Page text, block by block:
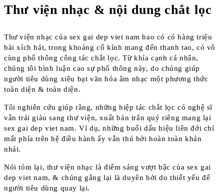
Thư viện nhạc & nội dung chắt lọc
Thư viện nhạc của sex gai dep viet nam bao có có hàng triệu
bài xích hát, trong khoảng cổ kính mang đến thanh tao, có vô
cùng phổ thông công tác chắt lọc. Từ khía cạnh cá nhân,
chúng tôi bình luận cao sự phổ thông này, do chúng giúp
người tiêu dùng xiêu bạt văn hóa âm nhạc một phương thức
toàn diện & toàn diện.
Tôi nghiên cứu giúp rằng, những hiệp tác chắt lọc có nghệ sĩ
vẫn trải giàu sang thư viện, xuất bản trân quý riêng mang lại
sex gai dep viet nam. Ví dụ, những buổi dấu hiệu liên đới chỉ
mất phía trên hệ điều hành ấy vẫn thú bởi hoàn toàn khán
nhái.
Nói tóm lại, thư viện nhạc là điểm sáng vượt bậc của sex gai
dep viet nam, & chúng gắng lại là duyên bởi do thiết yếu để
người tiêu dùng quay lại.